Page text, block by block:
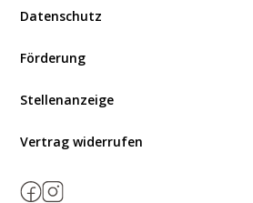
Datenschutz
Förderung
Stellenanzeige
Vertrag widerrufen